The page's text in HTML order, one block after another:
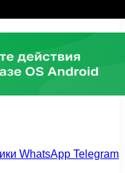
WhatsApp Telegram